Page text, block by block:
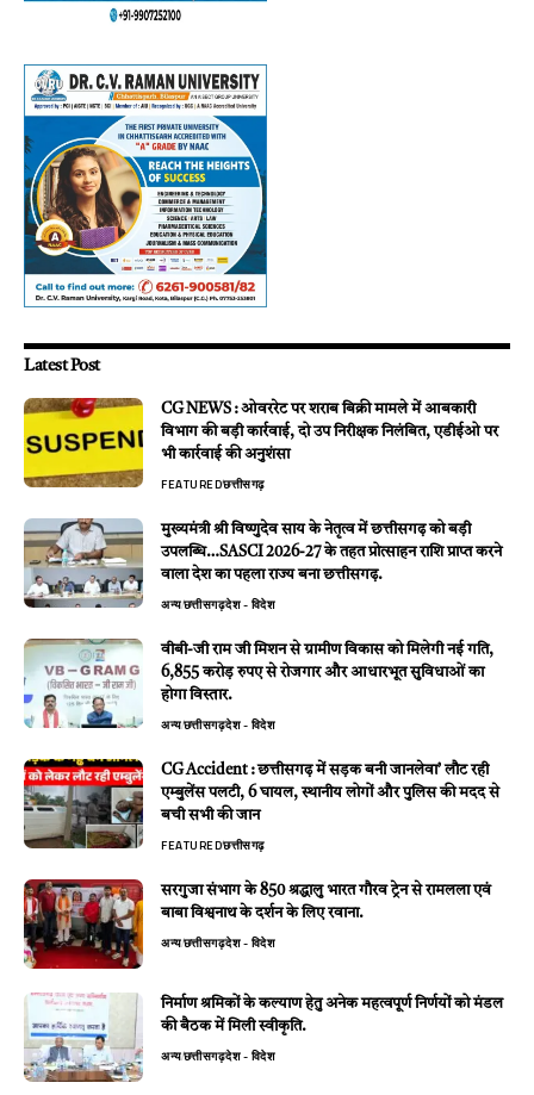
Latest Post
CG NEWS : ओवररेट पर शराब बिक्री मामले में आबकारी
विभाग की बड़ी कार्रवाई, दो उप निरीक्षक निलंबित, एडीईओ पर
भी कार्रवाई की अनुशंसा
FEATUREDछत्तीसगढ़
मुख्यमंत्री श्री विष्णुदेव साय के नेतृत्व में छत्तीसगढ़ को बड़ी
उपलब्धि…SASCI 2026-27 के तहत प्रोत्साहन राशि प्राप्त करने
वाला देश का पहला राज्य बना छत्तीसगढ़.
अन्यछत्तीसगढ़देश - विदेश
वीबी-जी राम जी मिशन से ग्रामीण विकास को मिलेगी नई गति,
6,855 करोड़ रुपए से रोजगार और आधारभूत सुविधाओं का
होगा विस्तार.
अन्यछत्तीसगढ़देश - विदेश
CG Accident : छत्तीसगढ़ में सड़क बनी जानलेवा’ लौट रही
एम्बुलेंस पलटी, 6 घायल, स्थानीय लोगों और पुलिस की मदद से
बची सभी की जान
FEATUREDछत्तीसगढ़
सरगुजा संभाग के 850 श्रद्धालु भारत गौरव ट्रेन से रामलला एवं
बाबा विश्वनाथ के दर्शन के लिए रवाना.
अन्यछत्तीसगढ़देश - विदेश
निर्माण श्रमिकों के कल्याण हेतु अनेक महत्वपूर्ण निर्णयों को मंडल
की बैठक में मिली स्वीकृति.
अन्यछत्तीसगढ़देश - विदेश